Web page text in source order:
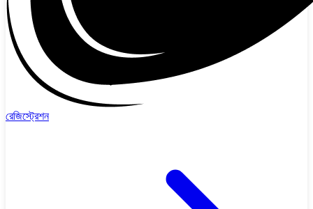
রেজিস্ট্রেশন